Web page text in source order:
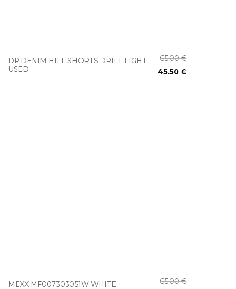
DR.DENIM HILL SHORTS DRIFT LIGHT
USED
65.00€
45.50€
MEXX MF007303051W WHITE 65.00€